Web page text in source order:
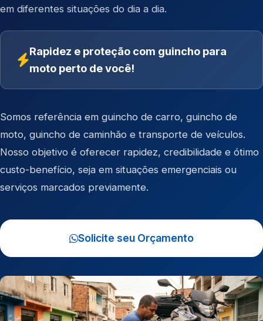
em diferentes situações do dia a dia.
Rapidez e proteção com guincho para
moto perto de você!
Somos referência em guincho de carro, guincho de
moto, guincho de caminhão e transporte de veículos.
Nosso objetivo é oferecer rapidez, credibilidade e ótimo
custo-benefício, seja em situações emergenciais ou
serviços marcados previamente.
Solicite seu Orçamento